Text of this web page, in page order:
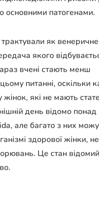
основними патогенами.
як венеричне
якого
вчені стають менш
питанні, оскільки
які не мають
день відомо понад
але багато з них
здорової жінки, не
Це стан